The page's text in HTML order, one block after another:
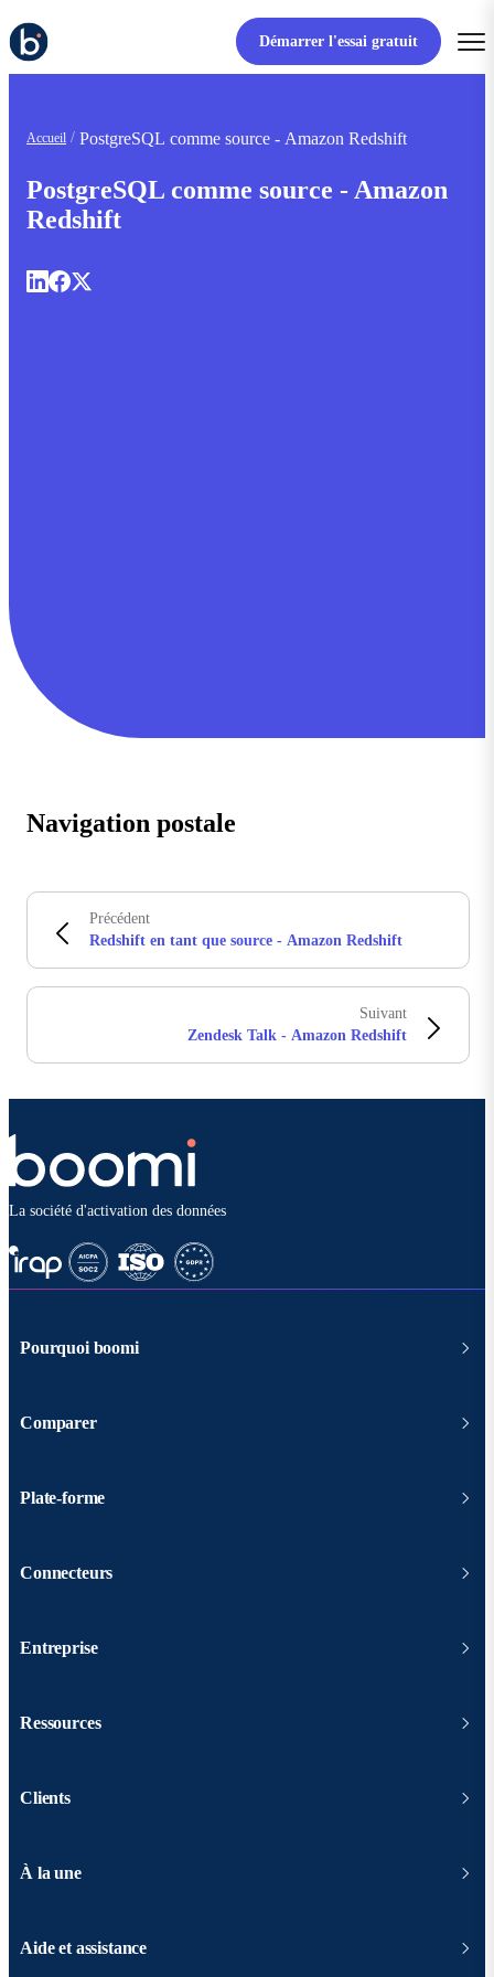
Démarrer l'essai gratuit
Accueil PostgreSQL comme source - Amazon Redshift
PostgreSQL comme source - Amazon
Redshift
Navigation postale
Précédent
Redshift en tant que source - Amazon Redshift
Suivant
Zendesk Talk - Amazon Redshift
La société d'activation des données
Pourquoi boomi
Comparer
Plate-forme
Connecteurs
Entreprise
Ressources
Clients
À la une
Aide et assistance